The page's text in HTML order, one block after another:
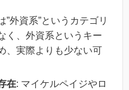
外資系”というカテゴリ
く、外資系というキー
、実際よりも少ない可
在: マイケルペイジやロ